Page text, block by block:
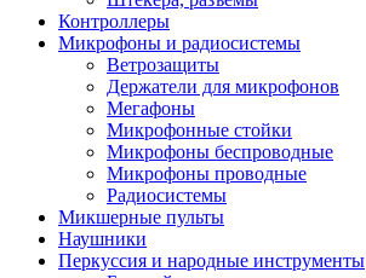
Контроллеры
Микрофоны и радиосистемы
Ветрозащиты
Держатели для микрофонов
Мегафоны
Микрофонные стойки
Микрофоны беспроводные
Микрофоны проводные
Радиосистемы
Микшерные пульты
Наушники
Перкуссия и народные инструменты